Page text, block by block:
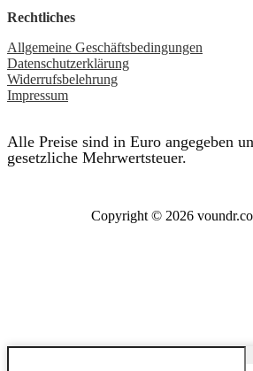
Rechtliches
Allgemeine Geschäftsbedingungen
Datenschutzerklärung
Widerrufsbelehrung
Impressum
Alle Preise sind in Euro angegeben
gesetzliche Mehrwertsteuer.
Copyright © 2026